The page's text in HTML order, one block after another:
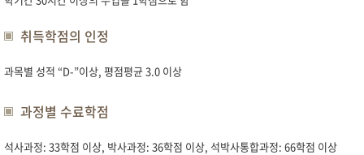
취득학점의 인정
과목별 성적 “D-”이상, 평점평균 3.0 이상
과정별 수료학점
석사과정: 33학점 이상, 박사과정: 36학점 이상, 석박사통합과정: 66학점 이상